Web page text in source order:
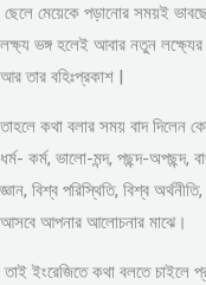
ছেলে মেয়েকে পড়ানোর সময়ই
লক্ষ্য ভঙ্গ হলেই আবার নতুন
আর তার বহিঃপ্রকাশ |
তাহলে কথা বলার সময় বাদ দিলেন
ধর্ম- কর্ম, ভালো-মন্দ, পছন্দ-অপছন্দ,
জ্ঞান, বিশ্ব পরিস্থিতি, বিশ্ব
আসবে আপনার আলোচনার মাঝে।
তাই ইংরেজিতে কথা বলতে চাইলে